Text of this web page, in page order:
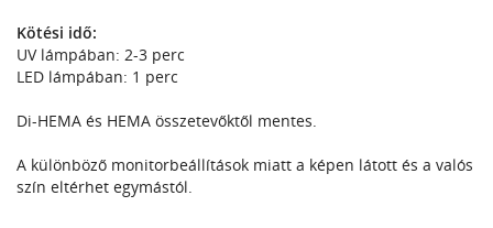
Kötési idő:
UV lámpában: 2-3 perc
LED lámpában: 1 perc
Di-HEMA és HEMA összetevőktől mentes.
A különböző monitorbeállítások miatt a képen látott és a valós
szín eltérhet egymástól.